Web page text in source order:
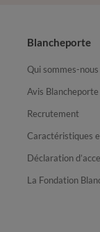
Blancheporte
Qui sommes-nous
Avis Blancheporte
Recrutement
Caractéristiques
Déclaration
La Fondation